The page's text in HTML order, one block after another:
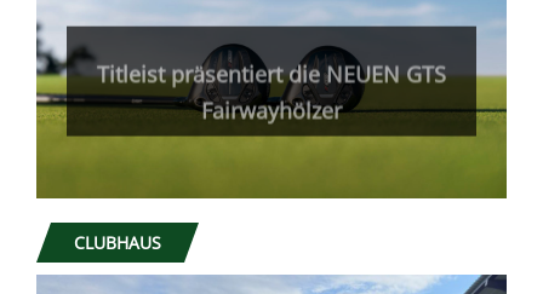
Titleist präsentiert die NEUEN GTS
Fairwayhölzer
CLUBHAUS